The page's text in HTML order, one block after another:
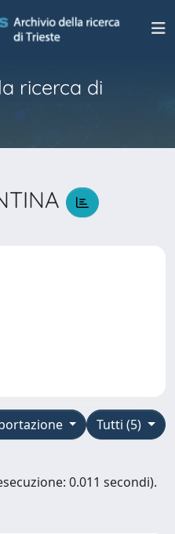
ricerca di
Tutti (5)
0.011 secondi).